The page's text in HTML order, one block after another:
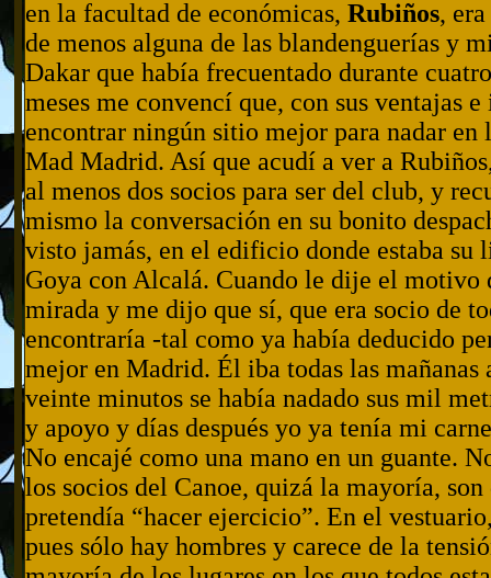
en la facultad de económicas, Rubiños,
de menos alguna de las blandenguerías y
Dakar que había frecuentado durante
meses me convencí que, con sus ventajas
encontrar ningún sitio mejor para nadar
Mad Madrid. Así que acudí a ver a
al menos dos socios para ser del club, y
mismo la conversación en su bonito
visto jamás, en el edificio donde estaba su
Goya con Alcalá. Cuando le dije el
mirada y me dijo que sí, que era socio de
encontraría -tal como ya había deducido
mejor en Madrid. Él iba todas las mañanas
veinte minutos se había nadado sus mil
y apoyo y días después yo ya tenía mi
No encajé como una mano en un guante.
los socios del Canoe, quizá la mayoría,
pretendía “hacer ejercicio”. En el
pues sólo hay hombres y carece de la